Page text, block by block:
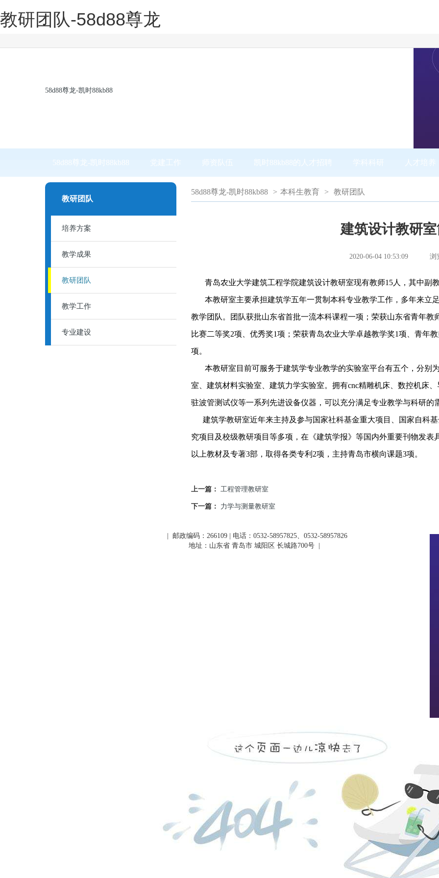
教研团队-58d88尊龙
58d88尊龙-凯时88kb88
58d88尊龙-凯时88kb88 党建工作 师资队伍 凯时88kb88的人才招聘 学科科研 人才培养
教研团队
培养方案
教学成果
教研团队
教学工作
专业建设
58d88尊龙-凯时88kb88 > 本科生教育 > 教研团队
建筑设计教研
2020-06-04 10:53:09 浏
青岛农业大学建筑工程学院建筑设计教研室现有教师15人，其中副
本教研室主要承担建筑学五年一贯制本科专业教学工作，多年来立
教学团队。团队获批山东省首批一流本科课程一项；荣获山东省青年教
比赛二等奖2项、优秀奖1项；荣获青岛农业大学卓越教学奖1项、青年
项。
本教研室目前可服务于建筑学专业教学的实验室平台有五个，分别
室、建筑材料实验室、建筑力学实验室。拥有cnc精雕机床、数控机床
驻波管测试仪等一系列先进设备仪器，可以充分满足专业教学与科研的
建筑学教研室近年来主持及参与国家社科基金重大项目、国家自科
究项目及校级教研项目等多项，在《建筑学报》等国内外重要刊物发表
以上教材及专著3部，取得各类专利2项，主持青岛市横向课题3项。
上一篇： 工程管理教研室
下一篇： 力学与测量教研室
| 邮政编码：266109 | 电话：0532-58957825、0532-58957826
地址：山东省 青岛市 城阳区 长城路700号